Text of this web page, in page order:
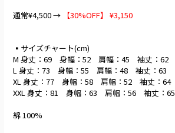
通常¥4,500 → 【30%OFF】 ¥3,150
▪️サイズチャート(cm)
M 身丈：69 身幅：52 肩幅：45 袖丈：62
L 身丈：73 身幅：55 肩幅：48 袖丈：63
XL 身丈：77 身幅：58 肩幅：52 袖丈：64
XXL 身丈：81 身幅：63 肩幅：56 袖丈：65
綿 100%